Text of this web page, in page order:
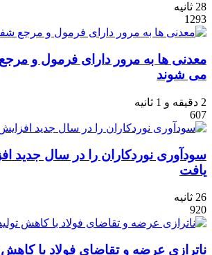
28 ثانیه
1293
معدنی ها به مرور دارای فرمول و
می شوند
2 دقیقه و 1 ثانیه
607
سودآوری نوردکاران را در سال جدید
یافت
26 ثانیه
920
ناترازی عرضه و تقاضای فولاد با